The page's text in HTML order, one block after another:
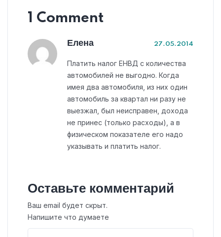
1 Comment
Елена 27.05.2014
Платить налог ЕНВД с количества
автомобилей не выгодно. Когда
имея два автомобиля, из них один
автомобиль за квартал ни разу не
выезжал, был неисправен, дохода
не принес (только расходы), а в
физическом показателе его надо
указывать и платить налог.
Оставьте комментарий
Ваш email будет скрыт.
Напишите что думаете